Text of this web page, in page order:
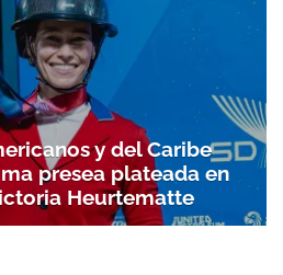
y del Caribe
presea plateada en
Heurtematte